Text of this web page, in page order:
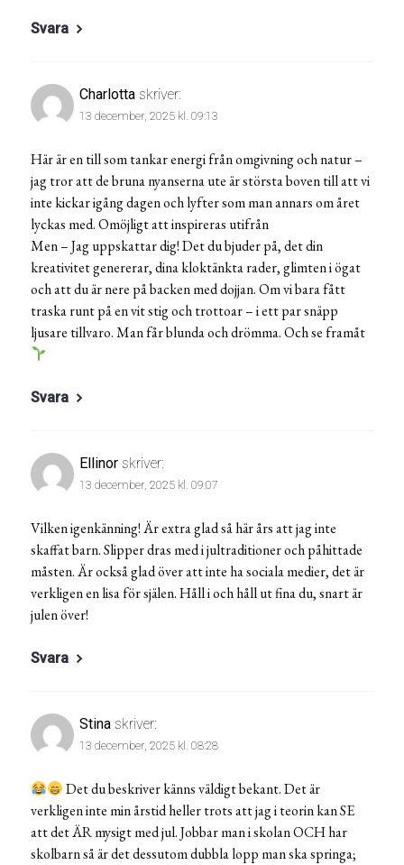
Svara
Charlotta skriver:
13 december, 2025 kl. 09:13
Här är en till som tankar energi från omgivning och natur –
jag tror att de bruna nyanserna ute är största boven till att vi
inte kickar igång dagen och lyfter som man annars om året
lyckas med. Omöjligt att inspireras utifrån
Men – Jag uppskattar dig! Det du bjuder på, det din
kreativitet genererar, dina kloktänkta rader, glimten i ögat
och att du är nere på backen med dojjan. Om vi bara fått
traska runt på en vit stig och trottoar – i ett par snäpp
ljusare tillvaro. Man får blunda och drömma. Och se framåt
Svara
Ellinor skriver:
13 december, 2025 kl. 09:07
Vilken igenkänning! Är extra glad så här års att jag inte
skaffat barn. Slipper dras med i jultraditioner och påhittade
måsten. Är också glad över att inte ha sociala medier, det är
verkligen en lisa för själen. Håll i och håll ut fina du, snart är
julen över!
Svara
Stina skriver:
13 december, 2025 kl. 08:28
Det du beskriver känns väldigt bekant. Det är
verkligen inte min årstid heller trots att jag i teorin kan SE
att det ÄR mysigt med jul. Jobbar man i skolan OCH har
skolbarn så är det dessutom dubbla lopp man ska springa;